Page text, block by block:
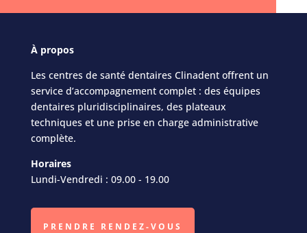
Àpropos
Les centres de santé dentaires Clinadent offrent un
service d’accompagnement complet : des équipes
dentaires pluridisciplinaires, des plateaux
techniques et une prise en charge administrative
complète.
Horaires
Lundi-Vendredi : 09.00 - 19.00
PRENDRE RENDEZ-VOUS